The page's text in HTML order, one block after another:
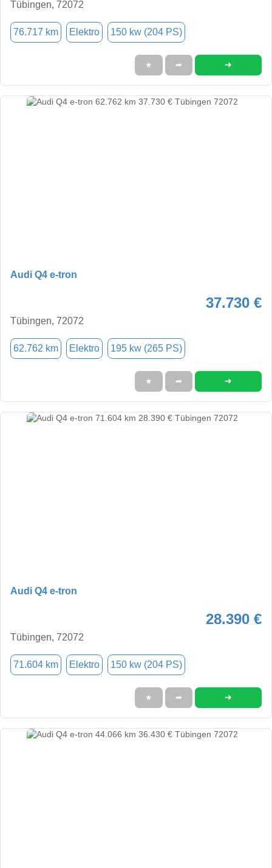
Tübingen, 72072
76.717 km Elektro 150 kw (204 PS)
★ ➦ ➜
Audi Q4 e-tron
37.730 €
Tübingen, 72072
62.762 km Elektro 195 kw (265 PS)
★ ➦ ➜
Audi Q4 e-tron
28.390 €
Tübingen, 72072
71.604 km Elektro 150 kw (204 PS)
★ ➦ ➜